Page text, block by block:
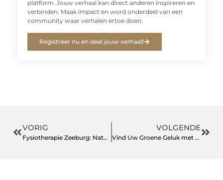
platform. Jouw verhaal kan direct anderen inspireren en
verbinden. Maak impact en word onderdeel van een
community waar verhalen ertoe doen.
Registreer nu en deel jouw verhaal!
VORIG
Fysiotherapie Zeeburg: Natuurlijke Verlichting voor Herniaklachten zonder Operatie
VOLGENDE
Vind Uw Groene Geluk met dit Hoveniersbedrijf in Limburg